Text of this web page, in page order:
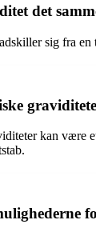
det
sig fra en
kan være